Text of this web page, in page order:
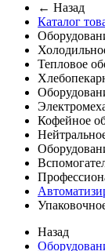
← Назад
Каталог
Тепловое
Кофейное
Назад